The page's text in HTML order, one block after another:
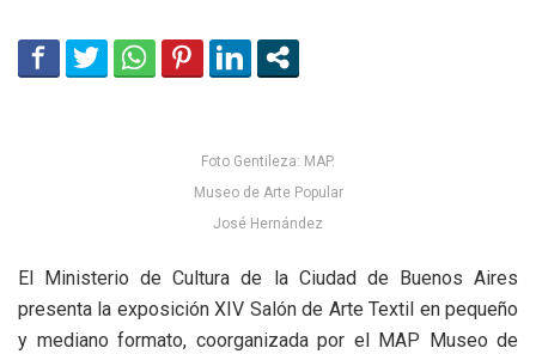
Foto Gentileza: MAP.
Museo de Arte Popular
José Hernández
El Ministerio de Cultura de la Ciudad de Buenos Aires
presenta la exposición XIV Salón de Arte Textil en pequeño
y mediano formato, coorganizada por el MAP Museo de